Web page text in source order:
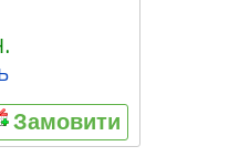
Замовити